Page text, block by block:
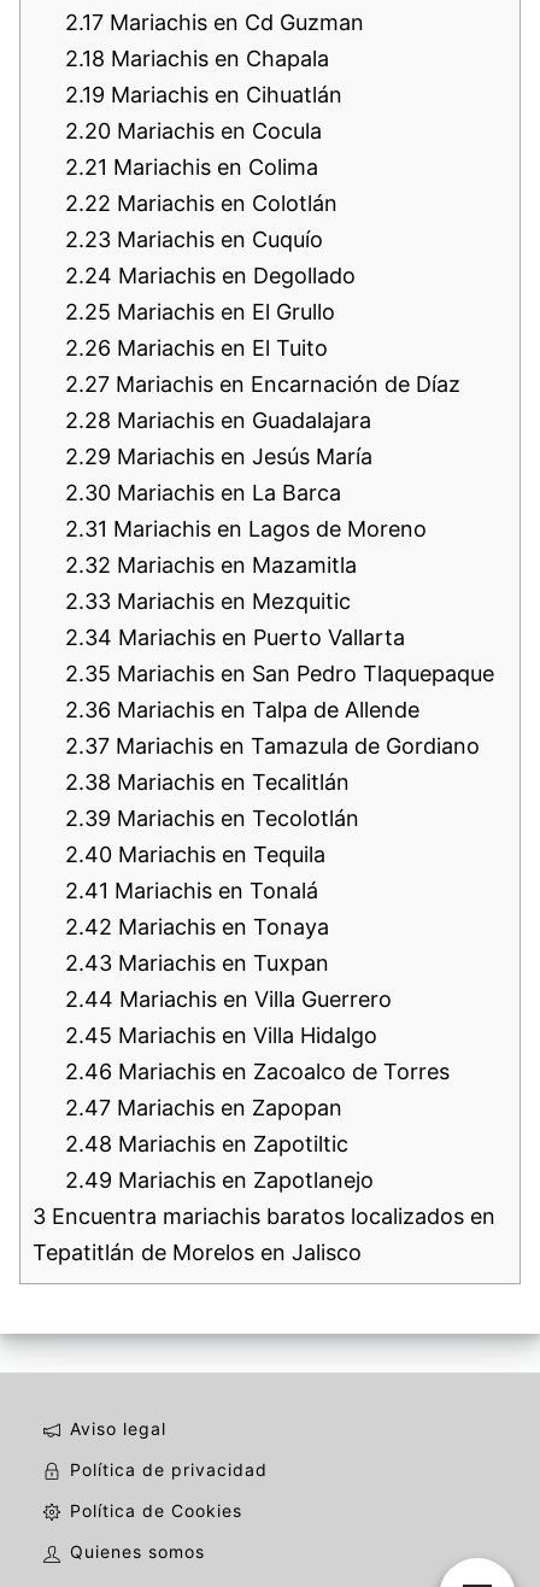
2.17 Mariachis en Cd Guzman
2.18 Mariachis en Chapala
2.19 Mariachis en Cihuatlán
2.20 Mariachis en Cocula
2.21 Mariachis en Colima
2.22 Mariachis en Colotlán
2.23 Mariachis en Cuquío
2.24 Mariachis en Degollado
2.25 Mariachis en El Grullo
2.26 Mariachis en El Tuito
2.27 Mariachis en Encarnación de Díaz
2.28 Mariachis en Guadalajara
2.29 Mariachis en Jesús María
2.30 Mariachis en La Barca
2.31 Mariachis en Lagos de Moreno
2.32 Mariachis en Mazamitla
2.33 Mariachis en Mezquitic
2.34 Mariachis en Puerto Vallarta
2.35 Mariachis en San Pedro Tlaquepaque
2.36 Mariachis en Talpa de Allende
2.37 Mariachis en Tamazula de Gordiano
2.38 Mariachis en Tecalitlán
2.39 Mariachis en Tecolotlán
2.40 Mariachis en Tequila
2.41 Mariachis en Tonalá
2.42 Mariachis en Tonaya
2.43 Mariachis en Tuxpan
2.44 Mariachis en Villa Guerrero
2.45 Mariachis en Villa Hidalgo
2.46 Mariachis en Zacoalco de Torres
2.47 Mariachis en Zapopan
2.48 Mariachis en Zapotiltic
2.49 Mariachis en Zapotlanejo
3 Encuentra mariachis baratos localizados en
Tepatitlán de Morelos en Jalisco
Aviso legal
Política de privacidad
Política de Cookies
Quienes somos